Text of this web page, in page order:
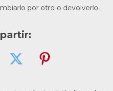
por otro o devolverlo.